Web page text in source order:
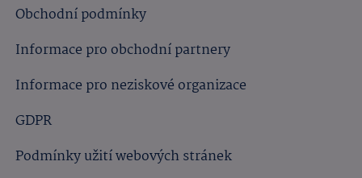
Obchodní podmínky
Informace pro obchodní partnery
Informace pro neziskové organizace
GDPR
Podmínky užití webových stránek